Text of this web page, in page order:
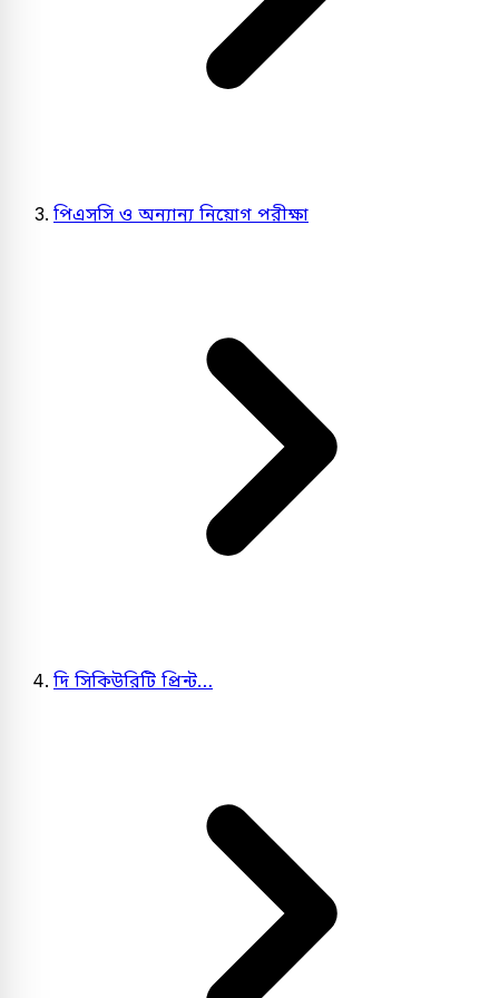
পিএসসি ও অন্যান্য নিয়োগ পরীক্ষা
দি সিকিউরিটি প্রিন্ট…